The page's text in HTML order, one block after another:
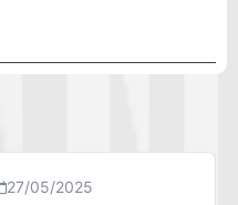
27/05/2025